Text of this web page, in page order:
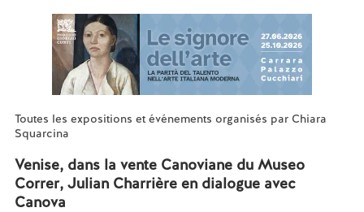
Toutes les expositions et événements organisés par Chiara
Squarcina
Venise, dans la vente Canoviane du Museo
Correr, Julian Charrière en dialogue avec
Canova